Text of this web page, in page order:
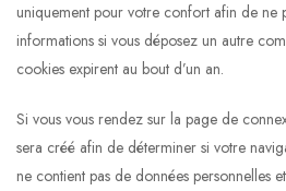
uniquement pour votre confort afin de ne
informations si vous déposez un autre
cookies expirent au bout d’un an.
Si vous vous rendez sur la page de
sera créé afin de déterminer si votre
ne contient pas de données personnelles